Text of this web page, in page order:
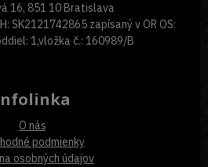
16, 851 10 Bratislava
SK2121742865 zapísaný v OR OS:
1,vložka č.: 160989/B
O nás
podmienky
osobných údajov